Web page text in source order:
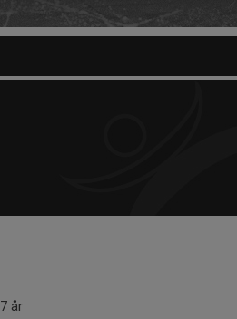
7 år